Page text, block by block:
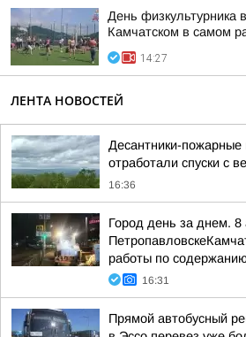
День физкультурника
Камчатском в самом
14:27
ЛЕНТА НОВОСТЕЙ
Десантники-пожарные
отработали спуски с
16:36
Город день за днем. 8
работы по
16:31
Прямой автобусный